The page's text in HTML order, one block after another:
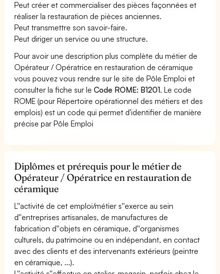
Peut créer et commercialiser des pièces façonnées et
réaliser la restauration de pièces anciennes.
Peut transmettre son savoir-faire.
Peut diriger un service ou une structure.
Pour avoir une description plus complète du métier de
Opérateur / Opératrice en restauration de céramique
vous pouvez vous rendre sur le site de Pôle Emploi et
consulter la fiche sur leCode ROME: B1201. Le code
ROME (pour Répertoire opérationnel des métiers et des
emplois) est un code qui permet d'identifier de manière
précise par Pôle Emploi
Diplômes et prérequis pour le métier de
Opérateur / Opératrice en restauration de
céramique
L''activité de cet emploi/métier s''exerce au sein
d''entreprises artisanales, de manufactures de
fabrication d''objets en céramique, d''organismes
culturels, du patrimoine ou en indépendant, en contact
avec des clients et des intervenants extérieurs (peintre
en céramique, ...).